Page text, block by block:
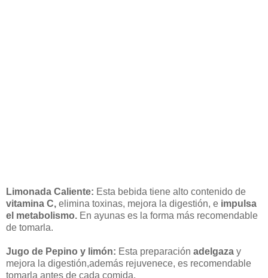
Limonada Caliente: Esta bebida tiene alto contenido de
vitamina C, elimina toxinas, mejora la digestión, e impulsa
el metabolismo. En ayunas es la forma más recomendable
de tomarla.
Jugo de Pepino y limón: Esta preparación adelgaza y
mejora la digestión,además rejuvenece, es recomendable
tomarla antes de cada comida.